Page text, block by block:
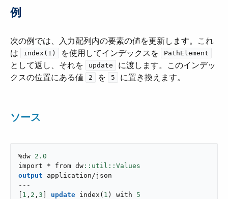
例
次の例では、入力配列内の要素の値を更新します。これ
は ​
index(1) ​ を使用してインデックスを ​ PathElement
として返し、それを ​
update
​ に渡します。このインデッ
クスの位置にある値 ​
2 ​ を ​ 5 ​ に置き換えます。
ソース
%dw 2.0
import * from dw
output
application/json
---
1 , 2 , 3 update index ( 1 ) with 5